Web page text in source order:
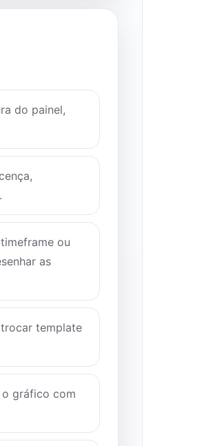
do painel,
ou
as
template
o gráfico com